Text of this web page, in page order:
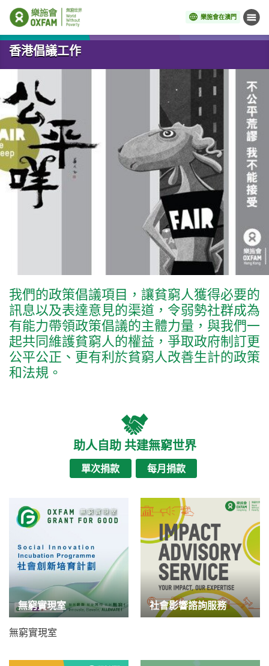
樂施會在澳門 目錄
開始主要內容
香港倡議工作
我們的政策倡議項目，讓貧窮人獲得必要的
訊息以及表達意見的渠道，令弱勢社群成為
有能力帶領政策倡議的主體力量，與我們一
起共同維護貧窮人的權益，爭取政府制訂更
公平公正、更有利於貧窮人改善生計的政策
和法規。
助人自助 共建無窮世界
單次捐款 每月捐款
無窮實現室
無窮實現室
社會影響諮詢服務